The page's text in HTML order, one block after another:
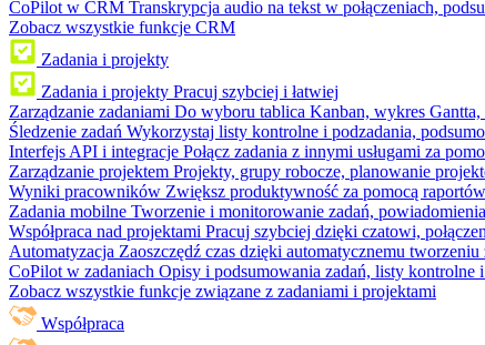
CoPilot w CRM Transkrypcja audio na tekst w połączeniach,
Zobacz wszystkie funkcje CRM
Zadania i projekty
Zadania i projekty Pracuj szybciej i łatwiej
Zarządzanie zadaniami Do wyboru tablica Kanban, wykres Gantta,
Śledzenie zadań Wykorzystaj listy kontrolne i podzadania,
Interfejs API i integracje Połącz zadania z innymi usługami za
Zarządzanie projektem Projekty, grupy robocze, planowanie
Wyniki pracowników Zwiększ produktywność za pomocą
Zadania mobilne Tworzenie i monitorowanie zadań,
Współpraca nad projektami Pracuj szybciej dzięki czatowi,
Automatyzacja Zaoszczędź czas dzięki automatycznemu
CoPilot w zadaniach Opisy i podsumowania zadań, listy kontrolne
Zobacz wszystkie funkcje związane z zadaniami i projektami
Współpraca